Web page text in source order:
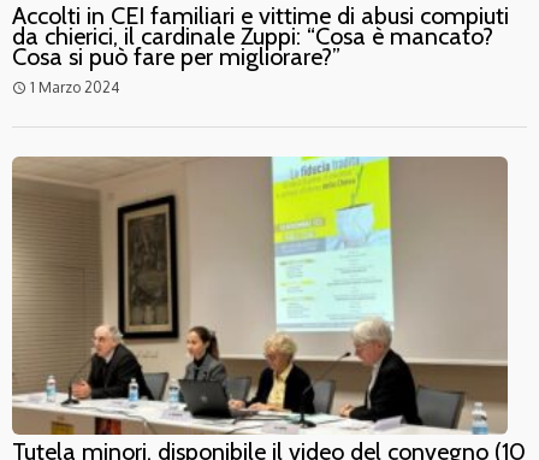
Accolti in CEI familiari e vittime di abusi compiuti
da chierici, il cardinale Zuppi: “Cosa è mancato?
Cosa si può fare per migliorare?”
access_time 1 Marzo 2024
Tutela minori, disponibile il video del convegno (10